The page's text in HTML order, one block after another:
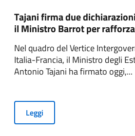
Tajani firma due
il Ministro Barrot per
Nel quadro del Vertice
Italia-Francia, il Ministro degli
Antonio Tajani ha firmato oggi,...
Leggi